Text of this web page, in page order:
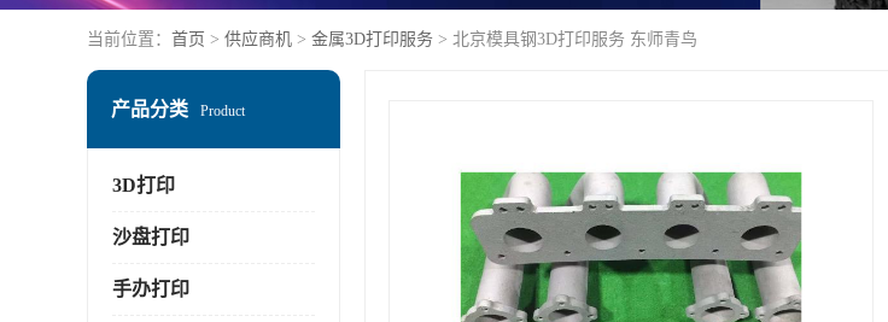
当前位置： 首页 > 供应商机 > 金属3D打印服务 > 北京模具钢3D打印服务 东师青鸟
产品分类 Product
3D打印
沙盘打印
手办打印